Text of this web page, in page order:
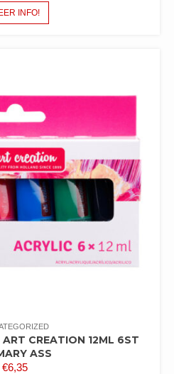
INFO!
CREATION 12ML 6ST
ASS
€6,35